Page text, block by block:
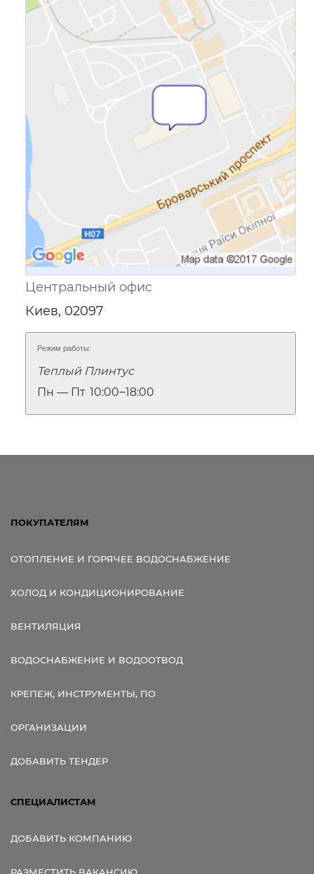
Ссылка для мобильных устройств
Центральный офис
Киев, 02097
Режим работы:
Теплый Плинтус
Пн — Пт 10:00‒18:00
ПОКУПАТЕЛЯМ
ОТОПЛЕНИЕ И ГОРЯЧЕЕ ВОДОСНАБЖЕНИЕ
ХОЛОД И КОНДИЦИОНИРОВАНИЕ
ВЕНТИЛЯЦИЯ
ВОДОСНАБЖЕНИЕ И ВОДООТВОД
КРЕПЕЖ, ИНСТРУМЕНТЫ, ПО
ОРГАНИЗАЦИИ
ДОБАВИТЬ ТЕНДЕР
СПЕЦИАЛИСТАМ
ДОБАВИТЬ КОМПАНИЮ
РАЗМЕСТИТЬ ВАКАНСИЮ